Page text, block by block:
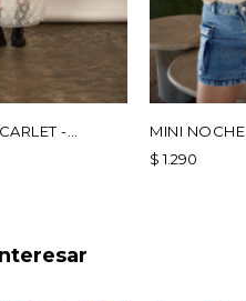
-
MINI NOCHE
$ 1.290